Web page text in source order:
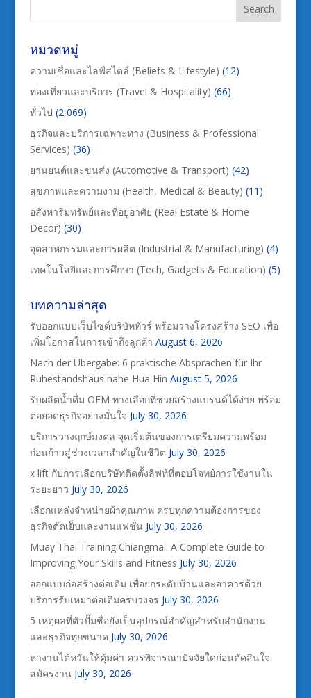
หมวดหมู่
ความเชื่อและไลฟ์สไตล์ (Beliefs & Lifestyle) (12)
ท่องเที่ยวและบริการ (Travel & Hospitality) (66)
ทั่วไป (2,069)
ธุรกิจและบริการเฉพาะทาง (Business & Professional
Services) (36)
ยานยนต์และขนส่ง (Automotive & Transport) (42)
สุขภาพและความงาม (Health, Medical & Beauty) (11)
อสังหาริมทรัพย์และที่อยู่อาศัย (Real Estate & Home
Decor) (30)
อุตสาหกรรมและการผลิต (Industrial & Manufacturing) (4)
เทคโนโลยีและการศึกษา (Tech, Gadgets & Education) (5)
บทความล่าสุด
รับออกแบบเว็บไซต์บริษัททัวร์ พร้อมวางโครงสร้าง SEO เพื่อ
เพิ่มโอกาสในการเข้าถึงลูกค้า August 6, 2026
Nach der Übergabe: 6 praktische Absprachen für Ihr
Ruhestandshaus nahe Hua Hin August 5, 2026
รับผลิตน้ำดื่ม OEM ทางเลือกที่ช่วยสร้างแบรนด์ได้ง่าย พร้อม
ต่อยอดธุรกิจอย่างมั่นใจ July 30, 2026
บริการวางฤกษ์มงคล จุดเริ่มต้นของการเตรียมความพร้อม
ก่อนก้าวสู่ช่วงเวลาสำคัญในชีวิต July 30, 2026
x lift กับการเลือกบริษัทติดตั้งลิฟท์ที่ตอบโจทย์การใช้งานใน
ระยะยาว July 30, 2026
เลือกแหล่งจำหน่ายผ้าคุณภาพ ครบทุกความต้องการของ
ธุรกิจตัดเย็บและงานแฟชั่น July 30, 2026
Muay Thai Training Chiangmai: A Complete Guide to
Improving Your Skills and Fitness July 30, 2026
ออกแบบก่อสร้างต่อเติม เพื่อยกระดับบ้านและอาคารด้วย
บริการรับเหมาต่อเติมครบวงจร July 30, 2026
5 เหตุผลที่ตัวปั๊มชื่อยังเป็นอุปกรณ์สำคัญสำหรับสำนักงาน
และธุรกิจทุกขนาด July 30, 2026
หางานไต้หวันให้คุ้มค่า ควรพิจารณาปัจจัยใดก่อนตัดสินใจ
สมัครงาน July 30, 2026